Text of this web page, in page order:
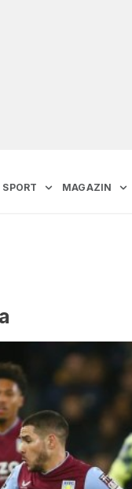
SPORT MAGAZIN